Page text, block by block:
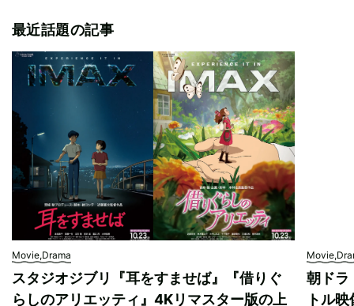
最近話題の記事
Movie,Drama
スタジオジブリ『耳をすませば』『借りぐ
らしのアリエッティ』4Kリマスター版の上
朝ドラ
トル